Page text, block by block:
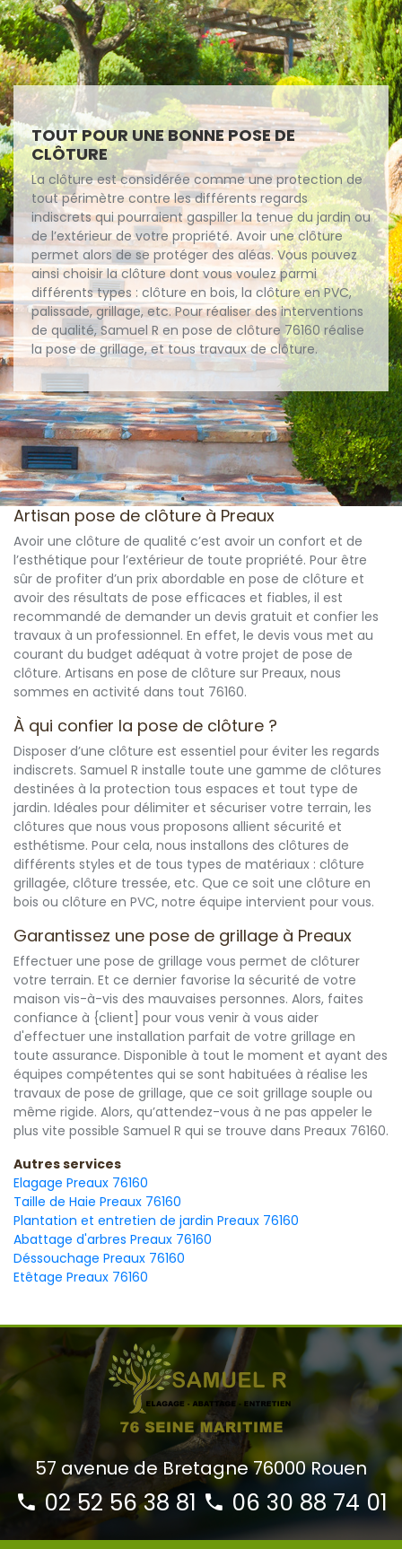
TOUT POUR UNE BONNE POSE DE
CLÔTURE
La clôture est considérée comme une protection de
tout périmètre contre les différents regards
indiscrets qui pourraient gaspiller la tenue du jardin ou
de l’extérieur de votre propriété. Avoir une clôture
permet alors de se protéger des aléas. Vous pouvez
ainsi choisir la clôture dont vous voulez parmi
différents types : clôture en bois, la clôture en PVC,
palissade, grillage, etc. Pour réaliser des interventions
de qualité, Samuel R en pose de clôture 76160 réalise
la pose de grillage, et tous travaux de clôture.
Artisan pose de clôture à Preaux
Avoir une clôture de qualité c’est avoir un confort et de
l’esthétique pour l’extérieur de toute propriété. Pour être
sûr de profiter d’un prix abordable en pose de clôture et
avoir des résultats de pose efficaces et fiables, il est
recommandé de demander un devis gratuit et confier les
travaux à un professionnel. En effet, le devis vous met au
courant du budget adéquat à votre projet de pose de
clôture. Artisans en pose de clôture sur Preaux, nous
sommes en activité dans tout 76160.
À qui confier la pose de clôture ?
Disposer d’une clôture est essentiel pour éviter les regards
indiscrets. Samuel R installe toute une gamme de clôtures
destinées à la protection tous espaces et tout type de
jardin. Idéales pour délimiter et sécuriser votre terrain, les
clôtures que nous vous proposons allient sécurité et
esthétisme. Pour cela, nous installons des clôtures de
différents styles et de tous types de matériaux : clôture
grillagée, clôture tressée, etc. Que ce soit une clôture en
bois ou clôture en PVC, notre équipe intervient pour vous.
Garantissez une pose de grillage à Preaux
Effectuer une pose de grillage vous permet de clôturer
votre terrain. Et ce dernier favorise la sécurité de votre
maison vis-à-vis des mauvaises personnes. Alors, faites
confiance à {client] pour vous venir à vous aider
d'effectuer une installation parfait de votre grillage en
toute assurance. Disponible à tout le moment et ayant des
équipes compétentes qui se sont habituées à réalise les
travaux de pose de grillage, que ce soit grillage souple ou
même rigide. Alors, qu’attendez-vous à ne pas appeler le
plus vite possible Samuel R qui se trouve dans Preaux 76160.
Autres services
Elagage Preaux 76160
Taille de Haie Preaux 76160
Plantation et entretien de jardin Preaux 76160
Abattage d'arbres Preaux 76160
Déssouchage Preaux 76160
Etêtage Preaux 76160
57 avenue de Bretagne 76000 Rouen
02 52 56 38 81 06 30 88 74 01